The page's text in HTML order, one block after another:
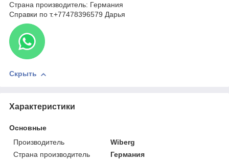
Страна производитель: Германия
Справки по т.+77478396579 Дарья
Скрыть
Характеристики
Основные
Производитель
Wiberg
Страна производитель
Германия